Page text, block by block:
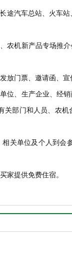
汽车总站、火车站
机新产品专场推介
门票、邀请函、宣
、生产企业、经销
关部门和人员、农
单位及个人到会
提供免费住宿。